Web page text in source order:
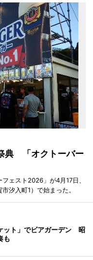
典 「オクトーバー
ェスト2026」が4月17日、
汐入町1）で始まった。
ット」でビアガーデン 昭
も